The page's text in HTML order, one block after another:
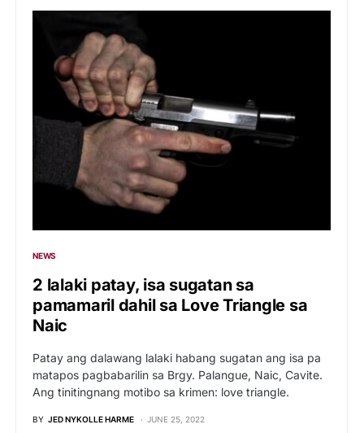
NEWS
2 lalaki patay, isa sugatan sa
pamamaril dahil sa Love Triangle sa
Naic
Patay ang dalawang lalaki habang sugatan ang isa pa
matapos pagbabarilin sa Brgy. Palangue, Naic, Cavite.
Ang tinitingnang motibo sa krimen: love triangle.
BY JED NYKOLLE HARME JUNE 25, 2022